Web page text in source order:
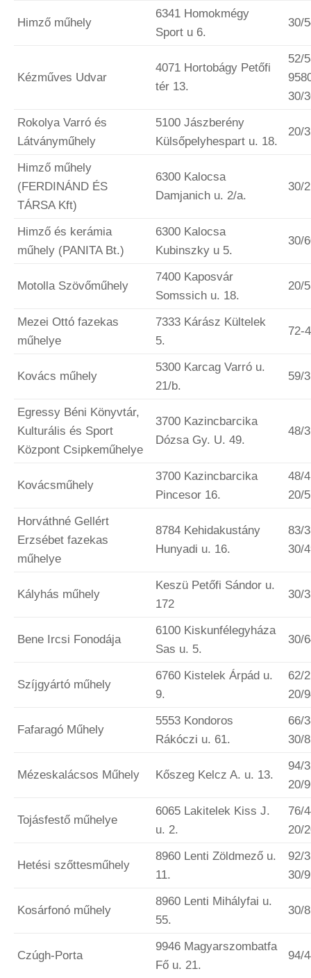
Himző műhely
6341 Homokmégy
Sport u 6.
30/
Kézműves Udvar
4071 Hortobágy Petőfi
tér 13.
52/
30/
Rokolya Varró és
Látványműhely
5100 Jászberény
Külsőpelyhespart u. 18.
20/
Himző műhely
(FERDINÁND ÉS
TÁRSA Kft)
6300 Kalocsa
Damjanich u. 2/a.
30/
Himző és kerámia
műhely (PANITA Bt.)
6300 Kalocsa
Kubinszky u 5.
30/
Motolla Szövőműhely
7400 Kaposvár
Somssich u. 18.
20/
Mezei Ottó fazekas
műhelye
7333 Kárász Kültelek
5.
72-
Kovács műhely
5300 Karcag Varró u.
21/b.
59/
Egressy Béni Könyvtár,
Kulturális és Sport
Központ Csipkeműhelye
3700 Kazincbarcika
Dózsa Gy. U. 49.
48/
Kovácsműhely
3700 Kazincbarcika
Pincesor 16.
48/
20/
Horváthné Gellért
Erzsébet fazekas
műhelye
8784 Kehidakustány
Hunyadi u. 16.
83/
30/
Kályhás műhely
Keszü Petőfi Sándor u.
172
30/
Bene Ircsi Fonodája
6100 Kiskunfélegyháza
Sas u. 5.
30/
Szíjgyártó műhely
6760 Kistelek Árpád u.
9.
62/
20/
Fafaragó Műhely
5553 Kondoros
Rákóczi u. 61.
66/
30/
Mézeskalácsos Műhely Kőszeg Kelcz A. u. 13.
94/
20/
Tojásfestő műhelye
6065 Lakitelek Kiss J.
u. 2.
76/
20/
Hetési szőttesműhely
8960 Lenti Zöldmező u.
11.
92/
30/
Kosárfonó műhely
8960 Lenti Mihályfai u.
55.
30/
Czúgh-Porta
9946 Magyarszombatfa
Fő u. 21.
94/